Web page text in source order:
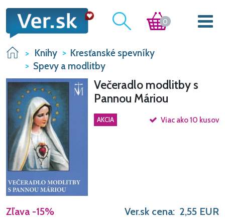
0
Knihy
Kresťanské spevníky
Spevy a modlitby
Večeradlo modlitby s
Pannou Máriou
AKCIA Viac ako 10 kusov
Zľava -15% Ver.sk cena: 2,55 EUR